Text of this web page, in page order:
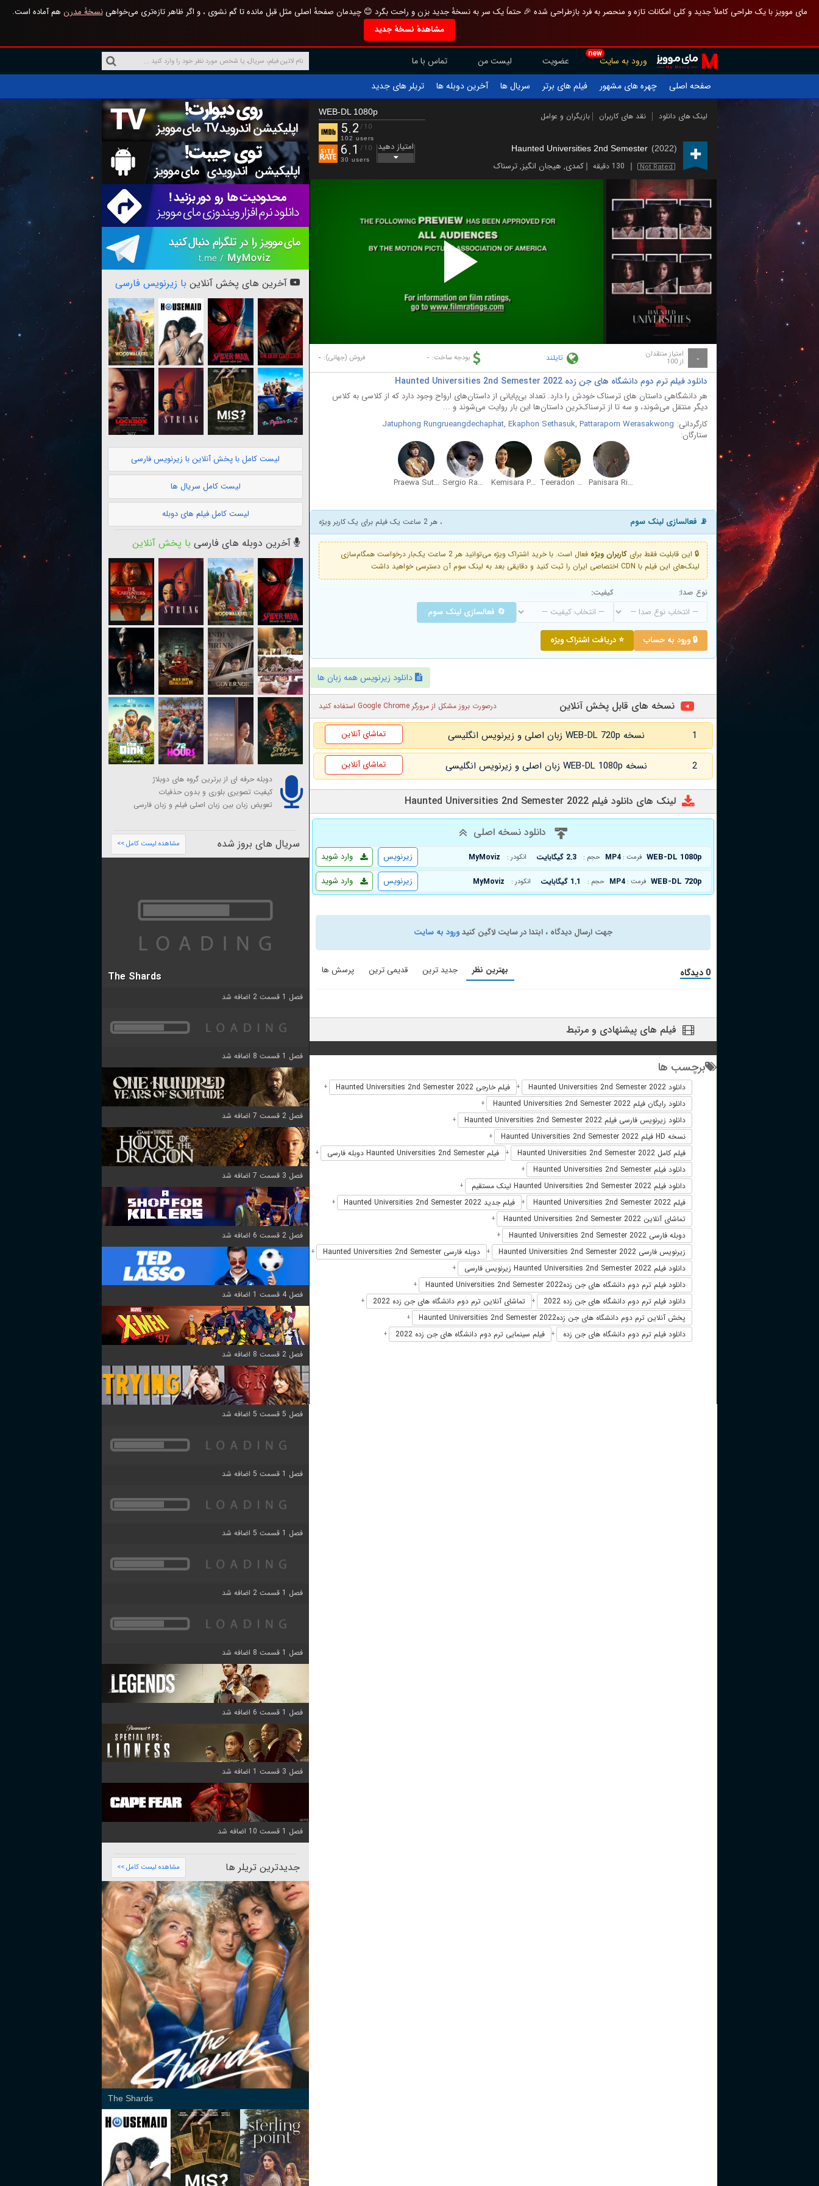
مای موویز با یک طراحی کاملاً جدید و کلی امکانات تازه و منحصر به فرد بازطراحی شده 🎉 حتماً یک سر به نسخهٔ جدید بزن و راحت بگرد 😊 چیدمان صفحهٔ اصلی مثل قبل مانده تا گم نشوی ، و اگر ظاهر تازه‌تری می‌خواهینسخهٔ مدرن هم آماده است.
مشاهدهٔ نسخهٔ جدید
new
ورود به سایت عضویت لیست من
تماس با ما
صفحه اصلی
چهره های مشهور فیلم های برتر سریال ها آخرین دوبله ها تریلر های جدید
لینک های دانلود نقد های کاربران بازیگران و عوامل
Haunted Universities 2nd Semester (2022)
Not Rated 130 دقیقه کمدی, هیجان انگیز,ترسناک
WEB-DL 1080p
5.2 /10
102 users
6.1 /10
30 users
امتیاز دهید
Play
Video
- امتیاز منتقدان
از 100 تایلند بودجه ساخت: - فروش (جهانی): -
دانلود فیلم ترم دوم دانشگاه های جن زده Haunted Universities 2nd Semester 2022
هر دانشگاهی داستان های ترسناک خودش را دارد. تعداد بی‌پایانی از داستان‌های ارواح وجود دارد که از کلاسی به کلاس
دیگر منتقل می‌شوند، و سه تا از ترسناک‌ترین داستان‌ها این بار روایت می‌شوند و ...
کارگردانی:
Jatuphong Rungrueangdechaphat, Ekaphon Sethasuk, Pattaraporn Werasakwong
ستارگان:
Panisara Rikulsurakan
Teeradon Supapunpinyo
Kemisara Paladesh
Sergio Ramos
Praewa Suthamphong
📡 فعالسازی لینک سوم ، هر 2 ساعت یک فیلم برای یک کاربر ویژه
🔒 این قابلیت فقط برای کاربران ویژه
فعال است. با خرید اشتراک ویژه می‌توانید هر 2 ساعت یک‌بار درخواست همگام‌سازی
لینک‌های این فیلم با CDN اختصاصی ایران را ثبت کنید و دقایقی بعد به لینک سوم آن دسترسی خواهید داشت
نوع صدا: کیفیت:
🔄 فعالسازی لینک سوم
🔒 ورود به حساب ⭐ دریافت اشتراک ویژه
دانلود زیرنویس همه زبان ها
نسخه های قابل پخش آنلاین درصورت بروز مشکل از مرورگر Google Chrome استفاده کنید
1 نسخه WEB-DL 720p زبان اصلی و زیرنویس انگلیسی تماشای آنلاین
2 نسخه WEB-DL 1080p زبان اصلی و زیرنویس انگلیسی تماشای آنلاین
لینک های دانلود فیلم Haunted Universities 2nd Semester 2022
دانلود نسخه اصلی
WEB-DL 1080p فرمت : MP4 حجم : 2.3 گیگابایت انکودر : MyMoviz وارد شوید
زیرنویس
WEB-DL 720p فرمت : MP4 حجم : 1.1 گیگابایت انکودر : MyMoviz وارد شوید زیرنویس
جهت ارسال دیدگاه ، ابتدا در سایت لاگین کنیدورود به سایت
0 دیدگاه بهترین نظر جدید ترین قدیمی ترین پرسش ها
فیلم های پیشنهادی و مرتبط
برچسب ها
دانلود Haunted Universities 2nd Semester 2022 + فیلم خارجی Haunted Universities 2nd Semester 2022 +
دانلود رایگان فیلم Haunted Universities 2nd Semester 2022 +
دانلود زیرنویس فارسی فیلم Haunted Universities 2nd Semester 2022 +
نسخه HD فیلم Haunted Universities 2nd Semester 2022 +
فیلم کامل Haunted Universities 2nd Semester 2022 + فیلم Haunted Universities 2nd Semester دوبله فارسی +
دانلود فیلم Haunted Universities 2nd Semester +
دانلود فیلم Haunted Universities 2nd Semester 2022 لینک مستقیم +
فیلم Haunted Universities 2nd Semester 2022 + فیلم جدید Haunted Universities 2nd Semester 2022 +
تماشای آنلاین Haunted Universities 2nd Semester 2022 +
دوبله فارسی Haunted Universities 2nd Semester 2022 +
زیرنویس فارسی Haunted Universities 2nd Semester 2022 + دوبله فارسی Haunted Universities 2nd Semester +
دانلود فیلم Haunted Universities 2nd Semester 2022 زیرنویس فارسی +
دانلود فیلم ترم دوم دانشگاه های جن زدهHaunted Universities 2nd Semester 2022 +
دانلود فیلم ترم دوم دانشگاه های جن زده 2022 + تماشای آنلاین ترم دوم دانشگاه های جن زده 2022 +
پخش آنلاین ترم دوم دانشگاه های جن زدهHaunted Universities 2nd Semester 2022 +
دانلود فیلم ترم دوم دانشگاه های جن زده + فیلم سینمایی ترم دوم دانشگاه های جن زده 2022 +
آخرین های پخش آنلاین با زیرنویس فارسی
لیست کامل با پخش آنلاین با زیرنویس فارسی
لیست کامل سریال ها
لیست کامل فیلم های دوبله
آخرین دوبله های فارسی با پخش آنلاین
دوبله حرفه ای از برترین گروه های دوبلاژ
کیفیت تصویری بلوری و بدون حذفیات
تعویض زبان بین زبان اصلی فیلم و زبان فارسی
سریال های بروز شده مشاهده لیست کامل >>
The Shards
فصل 1 قسمت 2 اضافه شد
فصل 1 قسمت 8 اضافه شد
فصل 2 قسمت 7 اضافه شد
فصل 3 قسمت 7 اضافه شد
فصل 2 قسمت 6 اضافه شد
فصل 4 قسمت 1 اضافه شد
فصل 2 قسمت 8 اضافه شد
فصل 5 قسمت 5 اضافه شد
فصل 1 قسمت 5 اضافه شد
فصل 1 قسمت 5 اضافه شد
فصل 1 قسمت 2 اضافه شد
فصل 1 قسمت 8 اضافه شد
فصل 1 قسمت 6 اضافه شد
فصل 3 قسمت 1 اضافه شد
فصل 1 قسمت 10 اضافه شد
جدیدترین تریلر ها مشاهده لیست کامل >>
The Shards